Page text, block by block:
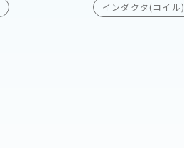
インダクタ(コイル)